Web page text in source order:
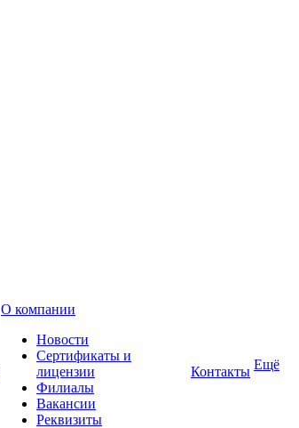
О компании
Новости
Сертификаты и
лицензии
Филиалы
Вакансии
Реквизиты
Контакты Ещё